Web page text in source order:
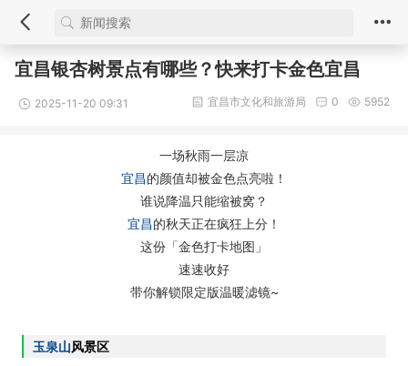
宜昌银杏树景点有哪些？快来打卡金色宜昌
2025-11-20 09:31 5952
0
宜昌市文化和旅游局
一场秋雨一层凉
宜昌的颜值却被金色点亮啦！
谁说降温只能缩被窝？
宜昌的秋天正在疯狂上分！
这份「金色打卡地图」
速速收好
带你解锁限定版温暖滤镜~
玉泉山风景区